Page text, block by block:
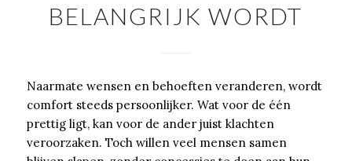
BELANGRIJK WORDT
Naarmate wensen en behoeften veranderen, wordt
comfort steeds persoonlijker. Wat voor de één
prettig ligt, kan voor de ander juist klachten
veroorzaken. Toch willen veel mensen samen